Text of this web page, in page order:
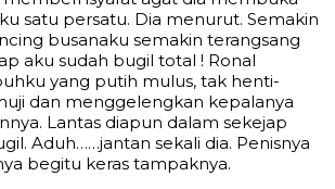
satu persatu. Dia menurut. Semakin
busanaku semakin terangsang
aku sudah bugil total ! Ronal
yang putih mulus, tak henti-
dan menggelengkan kepalanya
Lantas diapun dalam sekejap
Aduh……jantan sekali dia. Penisnya
begitu keras tampaknya.